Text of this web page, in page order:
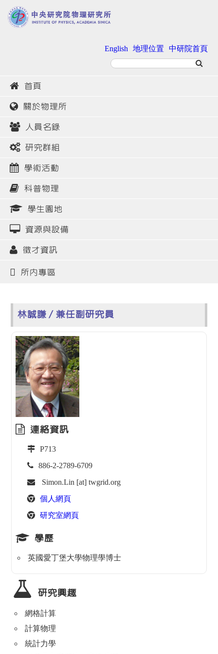
English 地理位置 中研院首頁
首頁
關於物理所
人員名錄
研究群組
學術活動
科普物理
學生園地
資源與設備
徵才資訊
所內專區
林誠謙 / 兼任副研究員
連絡資訊
P713
886-2-2789-6709
Simon.Lin [at] twgrid.org
個人網頁
研究室網頁
學歷
英國愛丁堡大學物理學博士
研究興趣
網格計算
計算物理
統計力學